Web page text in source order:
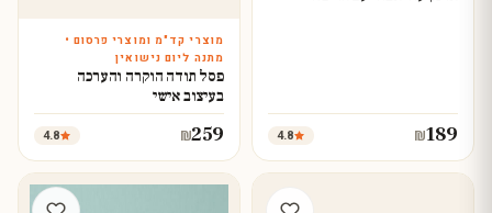
₪189
4.8
עצב עכשיו
מוצרי קד"מ ומוצרי פרסום •
מתנה ליום נישואין
פסל תודה הוקרה והערכה
בעיצוב אישי
₪259
4.8